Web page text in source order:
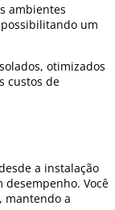
ambientes
um
otimizados
custos de
a instalação
desempenho. Você
mantendo a